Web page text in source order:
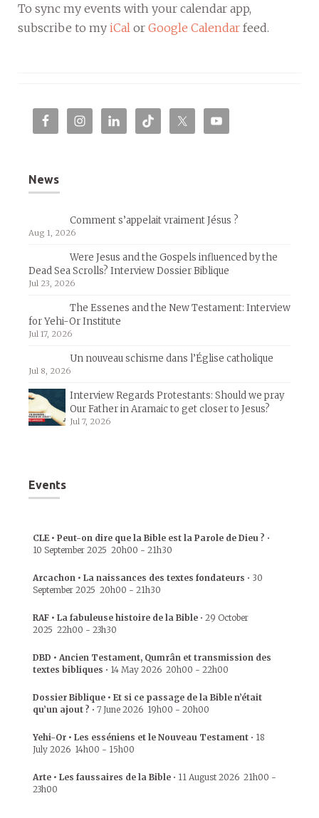
To sync my events with your calendar app,
subscribe to my iCal or Google Calendar feed.
News
Comment s’appelait vraiment Jésus ?
Aug 1, 2026
Were Jesus and the Gospels influenced by the
Dead Sea Scrolls? Interview Dossier Biblique
Jul 23, 2026
The Essenes and the New Testament: Interview
for Yehi-Or Institute
Jul 17, 2026
Un nouveau schisme dans l’Église catholique
Jul 8, 2026
Interview Regards Protestants: Should we pray
Our Father in Aramaic to get closer to Jesus?
Jul 7, 2026
Events
CLE • Peut-on dire que la Bible est la Parole de Dieu ? •
10 September 2025 20h00 - 21h30
Arcachon • La naissances des textes fondateurs • 30
September 2025 20h00 - 21h30
RAF • La fabuleuse histoire de la Bible • 29 October
2025 22h00 - 23h30
DBD • Ancien Testament, Qumrân et transmission des
textes bibliques • 14 May 2026 20h00 - 22h00
Dossier Biblique • Et si ce passage de la Bible n’était
qu’un ajout ? • 7 June 2026 19h00 - 20h00
Yehi-Or • Les esséniens et le Nouveau Testament • 18
July 2026 14h00 - 15h00
Arte • Les faussaires de la Bible • 11 August 2026 21h00 -
23h00